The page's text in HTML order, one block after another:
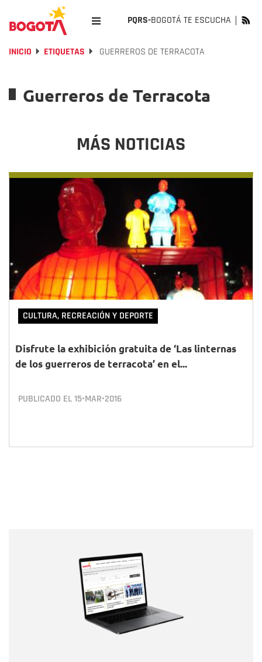
PQRS-BOGOTÁ TE ESCUCHA
INICIO ETIQUETAS GUERREROS DE TERRACOTA
Guerreros de Terracota
MÁS NOTICIAS
CULTURA, RECREACIÓN Y DEPORTE
Disfrute la exhibición gratuita de ‘Las linternas
de los guerreros de terracota’ en el...
PUBLICADO EL15•MAR•2016
Correo electrónico
Tipo de comentario